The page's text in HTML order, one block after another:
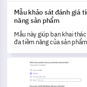
Mẫu khảo sát đánh giá
năng sản phẩm
Mẫu này giúp bạn khai
đa tiềm năng của sản phẩm
năng của nó thông qua quy
trình phản hồi của khách
được tối ưu hóa.
Mẫu khảo sát kiểm